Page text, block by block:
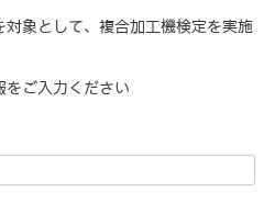
象として、複合加工機検定を実施
ご入力ください